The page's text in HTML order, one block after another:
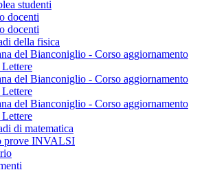
studenti
docenti
docenti
della fisica
del Bianconiglio - Corso aggiornamento
del Bianconiglio - Corso aggiornamento
del Bianconiglio - Corso aggiornamento
di matematica
prove INVALSI